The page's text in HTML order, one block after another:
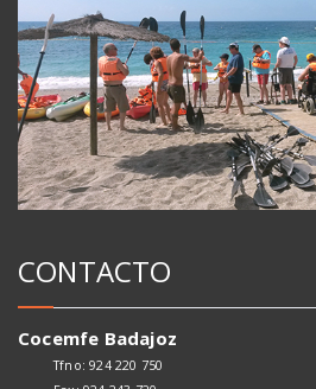
CONTACTO
Cocemfe Badajoz
Tfno: 924 220 750